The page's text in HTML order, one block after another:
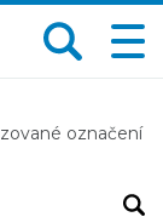
označení